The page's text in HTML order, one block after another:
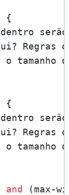
{
Regras
o tamanho
{
Regras
o tamanho
and
(max-